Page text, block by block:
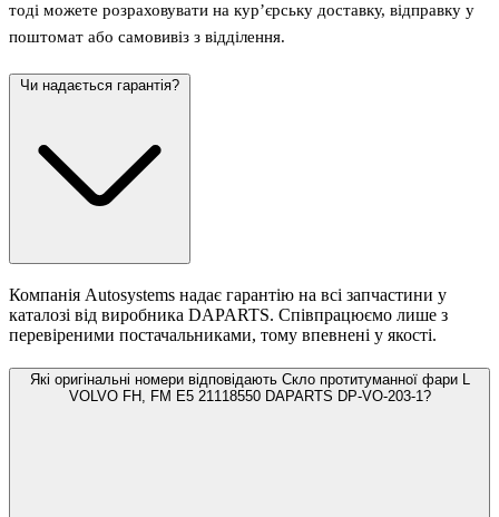
тоді можете розраховувати на кур’єрську доставку, відправку у
поштомат або самовивіз з відділення.
Чи надається гарантія?
Компанія Autosystems надає гарантію на всі запчастини у
каталозі від виробника DAPARTS. Співпрацюємо лише з
перевіреними постачальниками, тому впевнені у якості.
Які оригінальні номери відповідають Скло протитуманної фари L
VOLVO FH, FM E5 21118550 DAPARTS DP-VO-203-1?